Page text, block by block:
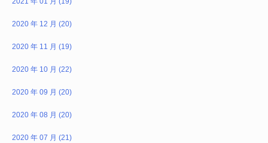
2020 年 12 月 (20)
2020 年 11 月 (19)
2020 年 10 月 (22)
2020 年 09 月 (20)
2020 年 08 月 (20)
2020 年 07 月 (21)